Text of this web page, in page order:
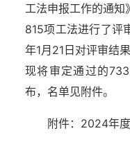
工法申报工作的通知
815项工法进行了评
年1月21日对评审结
现将审定通过的
布，名单见附件。
附件：2024年